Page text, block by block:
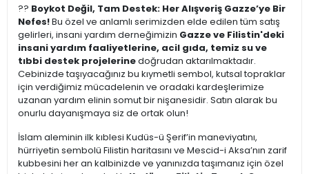
?? Boykot Değil, Tam Destek: Her Alışveriş Gazze’ye Bir
Nefes!Bu özel ve anlamlı serimizden elde edilen tüm satış
gelirleri, insani yardım derneğimizin Gazze ve Filistin'deki
insani yardım faaliyetlerine, acil gıda, temiz su ve
tıbbi destek projelerinedoğrudan aktarılmaktadır.
Cebinizde taşıyacağınız bu kıymetli sembol, kutsal topraklar
için verdiğimiz mücadelenin ve oradaki kardeşlerimize
uzanan yardım elinin somut bir nişanesidir. Satın alarak bu
onurlu dayanışmaya siz de ortak olun!
İslam aleminin ilk kıblesi Kudüs-ü Şerif’in maneviyatını,
hürriyetin sembolü Filistin haritasını ve Mescid-i Aksa’nın zarif
kubbesini her an kalbinizde ve yanınızda taşımanız için özel